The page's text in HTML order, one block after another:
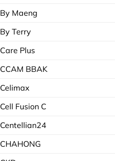
By Maeng
By Terry
Care Plus
CCAM BBAK
Celimax
Cell Fusion C
Centellian24
CHAHONG